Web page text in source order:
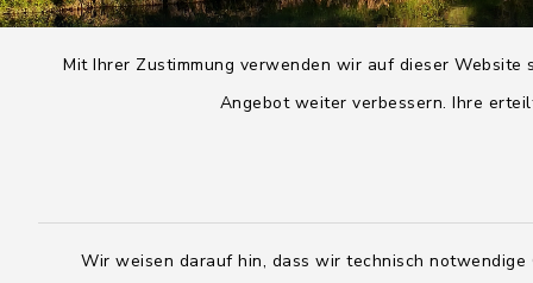
Mit Ihrer Zustimmung verwenden wir auf dieser
Angebot weiter verbessern. Ihre
Wir weisen darauf hin, dass wir technisch